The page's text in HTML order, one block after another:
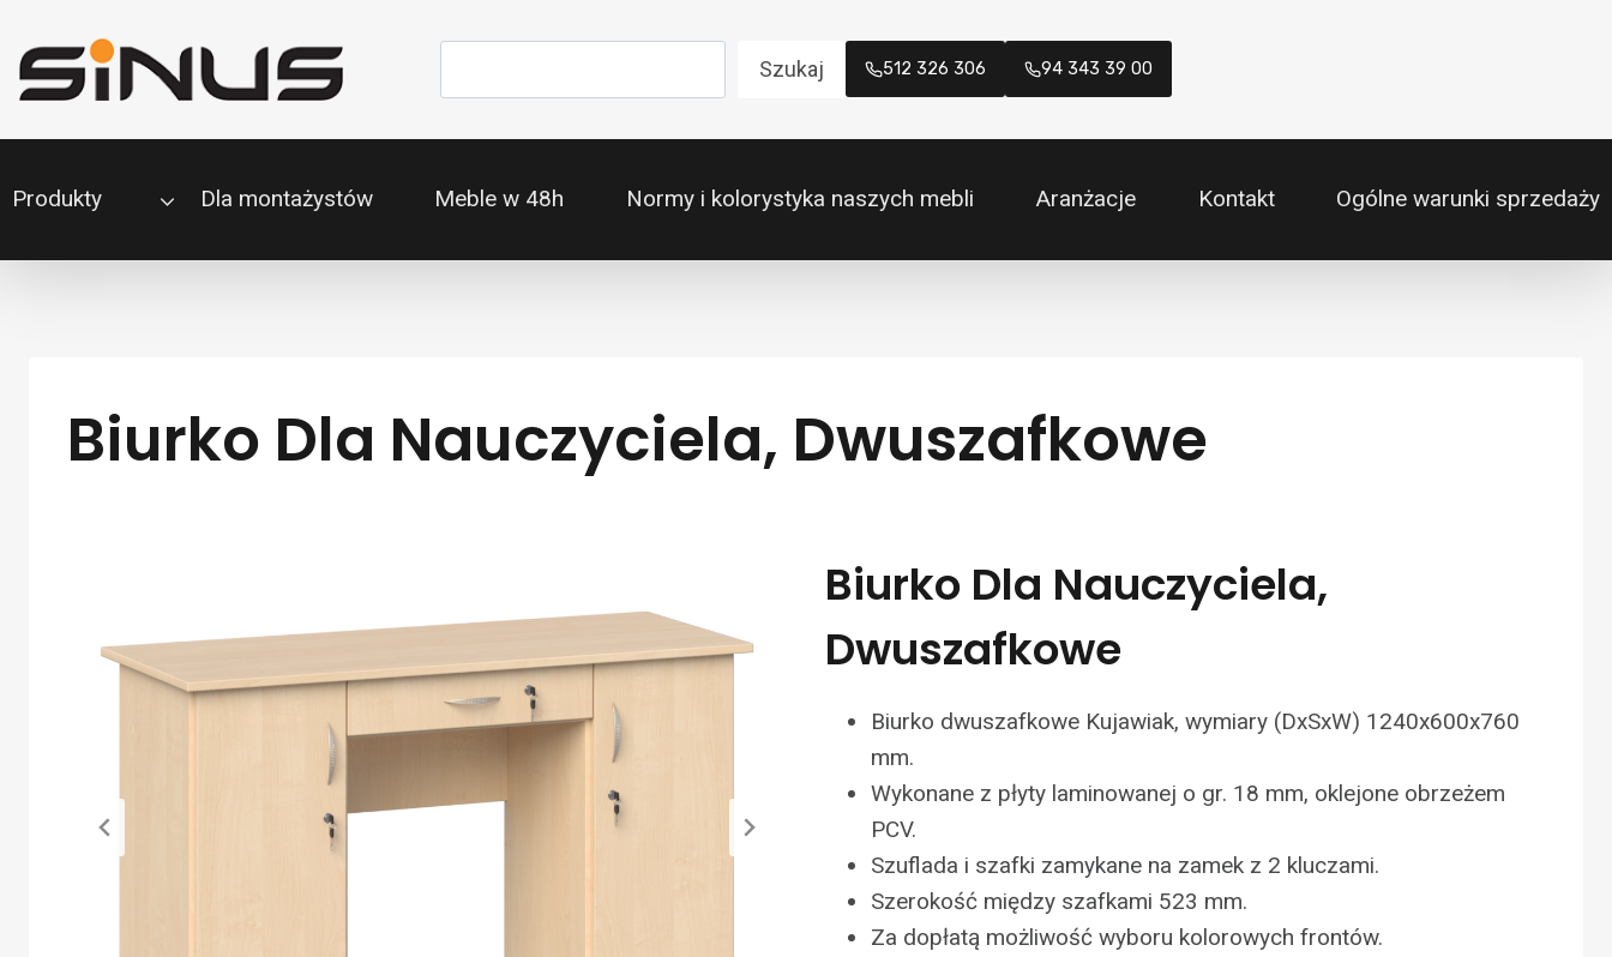
do
treści
Szukaj 512 326 306 94 343 39 00
Produkty Dla montażystów Meble w 48h Normy i kolorystyka naszych mebli Aranżacje Kontakt Ogólne warunki sprzedaży
Biurko Dla Nauczyciela, Dwuszafkowe
Biurko Dla Nauczyciela,
Dwuszafkowe
Biurko dwuszafkowe Kujawiak, wymiary (DxSxW) 1240x600x760
mm.
Wykonane z płyty laminowanej o gr. 18 mm, oklejone obrzeżem
PCV.
Szuflada i szafki zamykane na zamek z 2 kluczami.
Szerokość między szafkami 523 mm.
Za dopłatą możliwość wyboru kolorowych frontów.